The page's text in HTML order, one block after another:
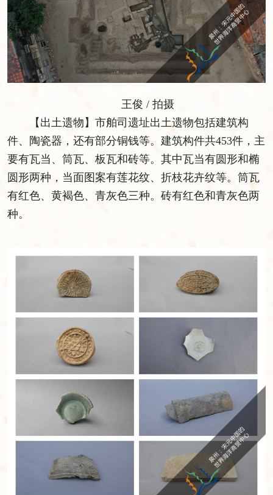
王俊 / 拍摄
【出土遗物】市舶司遗址出土遗物包括建筑构
件、陶瓷器，还有部分铜钱等。建筑构件共453件，主
要有瓦当、筒瓦、板瓦和砖等。其中瓦当有圆形和椭
圆形两种，当面图案有莲花纹、折枝花卉纹等。筒瓦
有红色、黄褐色、青灰色三种。砖有红色和青灰色两
种。